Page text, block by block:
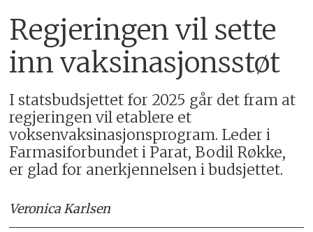
Regjeringen vil sette
inn vaksinasjonsstøt
I statsbudsjettet for 2025 går det fram at
regjeringen vil etablere et
voksenvaksinasjonsprogram. Leder i
Farmasiforbundet i Parat, Bodil Røkke,
er glad for anerkjennelsen i budsjettet.
Veronica Karlsen